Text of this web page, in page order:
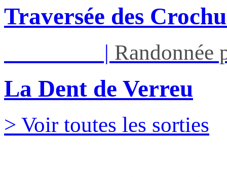
Traversée des
| Randonnée
La Dent de Verreu
> Voir toutes les sorties